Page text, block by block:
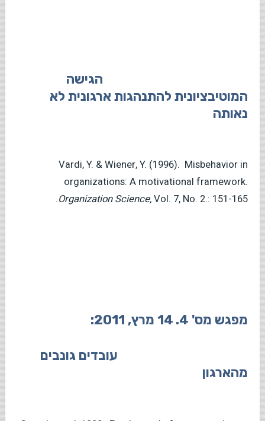
הגישה
המוטיבציונית להתנהגות ארגונית לא
נאותה
Vardi, Y. & Wiener, Y. (1996). Misbehavior in
organizations: A motivational framework.
Organization Science,Vol. 7, No. 2.: 151-165.
מפגש מס' 4. 14 מרץ, 2011:
עובדים גונבים
מהארגון